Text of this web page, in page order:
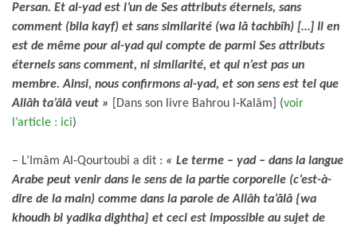
Persan. Et al-yad est l’un de Ses attributs éternels, sans
comment (bila kayf) et sans similarité (wa lâ tachbîh) […] Il en
est de même pour al-yad qui compte de parmi Ses attributs
éternels sans comment, ni similarité, et qui n’est pas un
membre. Ainsi, nous confirmons al-yad, et son sens est tel que
Allâh ta’âlâ veut » [Dans son livre Bahrou l-Kalâm] (voir
l’article : ici)
– L’Imâm Al-Qourtoubi a dit : « Le terme – yad – dans la langue
Arabe peut venir dans le sens de la partie corporelle (c’est-à-
dire de la main) comme dans la parole de Allâh ta’âlâ {wa
khoudh bi yadika dightha} et ceci est impossible au sujet de